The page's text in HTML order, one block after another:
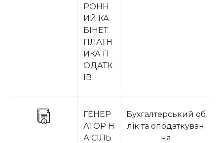
РОНН
ИЙ КА
БІНЕТ
ПЛАТН
ИКА П
ОДАТК
ІВ
ГЕНЕР
АТОР Н
А СІЛЬ
Бухгалтерський об
лік та оподаткуван
ня